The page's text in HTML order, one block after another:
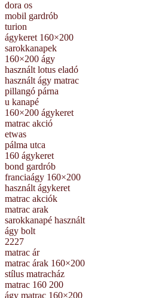
dora os
mobil gardrób
turion
ágykeret 160×200
sarokkanapek
160×200 ágy
használt lotus eladó
használt ágy matrac
pillangó párna
u kanapé
160×200 ágykeret
matrac akció
etwas
pálma utca
160 ágykeret
bond gardrób
franciaágy 160×200
használt ágykeret
matrac akciók
matrac arak
sarokkanapé használt
ágy bolt
2227
matrac ár
matrac árak 160×200
stílus matracház
matrac 160 200
ágy matrac 160×200